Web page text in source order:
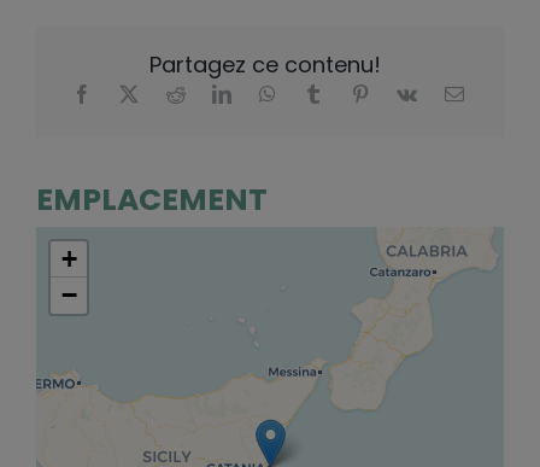
Partagez ce contenu!
EMPLACEMENT
+
−